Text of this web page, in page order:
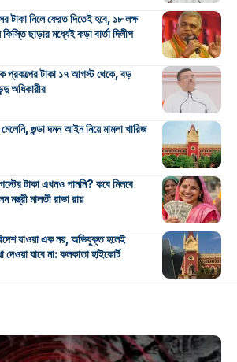
টাকা নিলে ফেরত দিতেই হবে, ১৮ লক্ষ
ছাড়ার মধ্যেই কড়া বার্তা দিলীপ
প্রকল্পের টাকা ১৭ আগস্ট থেকে, বড়
অধিকারীর
গুন্ডা দমন আইন নিয়ে মামলা খারিজ
টাকা এখনও পাননি? কবে মিলবে
মন্ত্রী মালতী রাভা রায়
যাওয়া এক নয়, অভিযুক্ত হলেই
দেওয়া যাবে না: কলকাতা হাইকোর্ট